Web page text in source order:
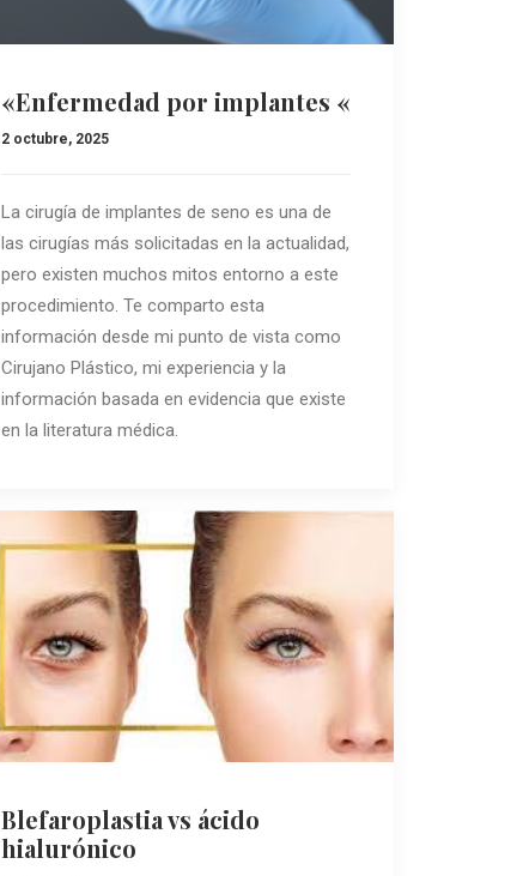
«Enfermedad por implantes «
2 octubre, 2025
La cirugía de implantes de seno es una de
las cirugías más solicitadas en la actualidad,
pero existen muchos mitos entorno a este
procedimiento. Te comparto esta
información desde mi punto de vista como
Cirujano Plástico, mi experiencia y la
información basada en evidencia que existe
en la literatura médica.
Blefaroplastia vs ácido
hialurónico